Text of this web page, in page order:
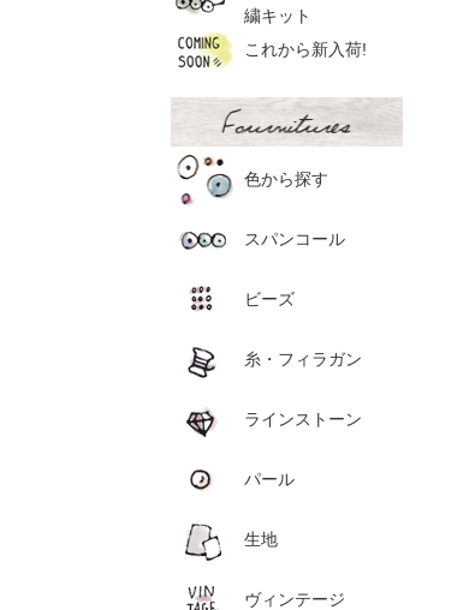
繍キット
これから新入荷!
色から探す
スパンコール
ビーズ
糸・フィラガン
ラインストーン
パール
生地
ヴィンテージ